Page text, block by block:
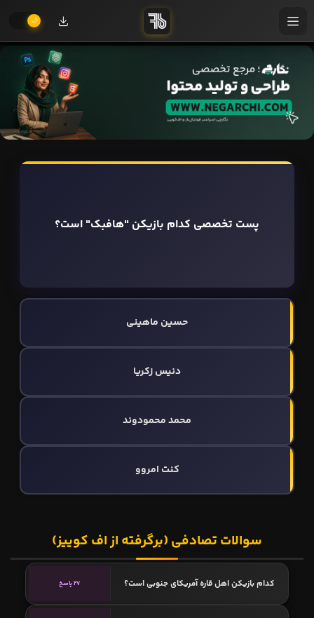
پست تخصصی کدام بازیکن "هافبک" است؟
حسین ماهینی
دنیس زکریا
محمد محمودوند
کنت امروو
سوالات تصادفی (برگرفته از اف کوییز)
کدام بازیکن اهل قاره آمریکای جنوبی است؟ 27 پاسخ